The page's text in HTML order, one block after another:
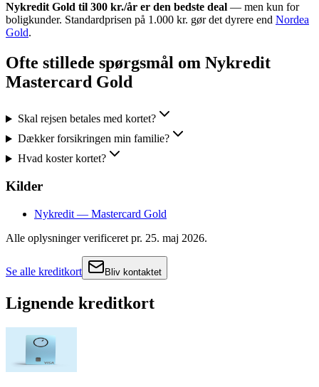
Nykredit Gold til 300 kr./år er den bedste deal — men kun for
boligkunder. Standardprisen på 1.000 kr. gør det dyrere end Nordea
Gold.
Ofte stillede spørgsmål om Nykredit
Mastercard Gold
Skal rejsen betales med kortet?
Dækker forsikringen min familie?
Hvad koster kortet?
Kilder
Nykredit — Mastercard Gold
Alle oplysninger verificeret pr. 25. maj 2026.
Se alle kreditkort Bliv kontaktet
Lignende kreditkort